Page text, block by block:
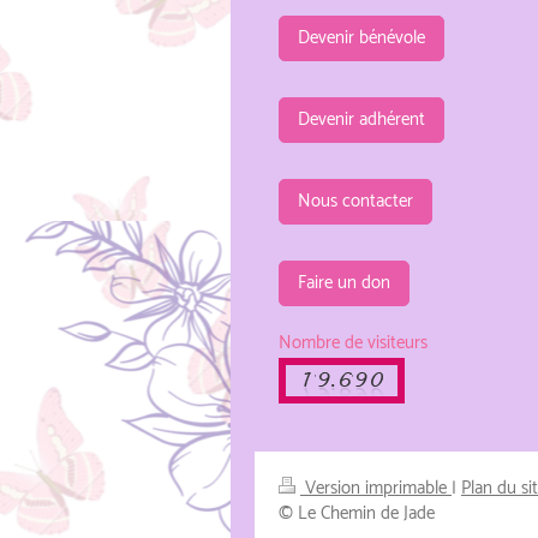
Devenir bénévole
Devenir adhérent
Nous contacter
Faire un don
Nombre de visiteurs
Version imprimable| Plan du
© Le Chemin de Jade